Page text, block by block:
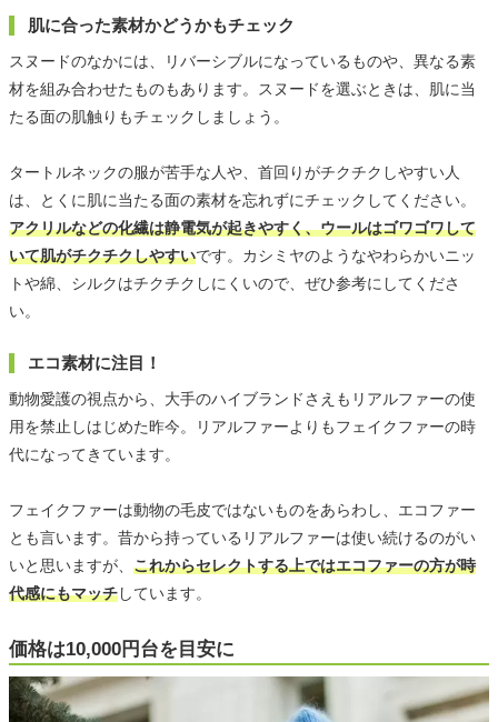
肌に合った素材かどうかもチェック
スヌードのなかには、リバーシブルになっているものや、異なる素
材を組み合わせたものもあります。スヌードを選ぶときは、肌に当
たる面の肌触りもチェックしましょう。
タートルネックの服が苦手な人や、首回りがチクチクしやすい人
は、とくに肌に当たる面の素材を忘れずにチェックしてください。
アクリルなどの化繊は静電気が起きやすく、ウールはゴワゴワして
いて肌がチクチクしやすいです。カシミヤのようなやわらかいニッ
トや綿、シルクはチクチクしにくいので、ぜひ参考にしてくださ
い。
エコ素材に注目！
動物愛護の視点から、大手のハイブランドさえもリアルファーの使
用を禁止しはじめた昨今。リアルファーよりもフェイクファーの時
代になってきています。
フェイクファーは動物の毛皮ではないものをあらわし、エコファー
とも言います。昔から持っているリアルファーは使い続けるのがい
いと思いますが、 これからセレクトする上ではエコファーの方が時
代感にもマッチしています。
価格は10,000円台を目安に